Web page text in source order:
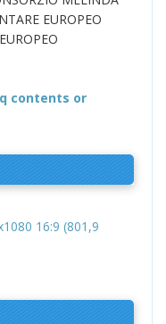
EUROPEO
contents or
16:9 (801,9